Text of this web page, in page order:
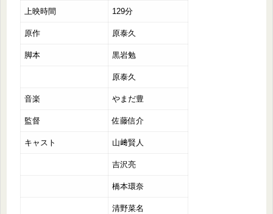
上映時間 129分
原作 原泰久
脚本 黒岩勉
原泰久
音楽 やまだ豊
監督 佐藤信介
キャスト 山﨑賢人
吉沢亮
橋本環奈
清野菜名